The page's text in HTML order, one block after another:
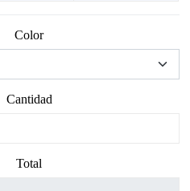
Color
Cantidad
Total